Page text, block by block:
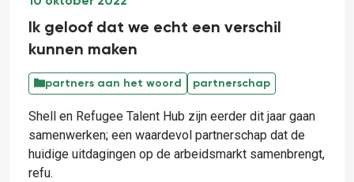
Ik geloof dat we echt een verschil
kunnen maken
partners aan het woord partnerschap
Shell en Refugee Talent Hub zijn eerder dit jaar gaan
samenwerken; een waardevol partnerschap dat de
huidige uitdagingen op de arbeidsmarkt samenbrengt,
refu.